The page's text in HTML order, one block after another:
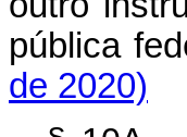
pública
de 2020)